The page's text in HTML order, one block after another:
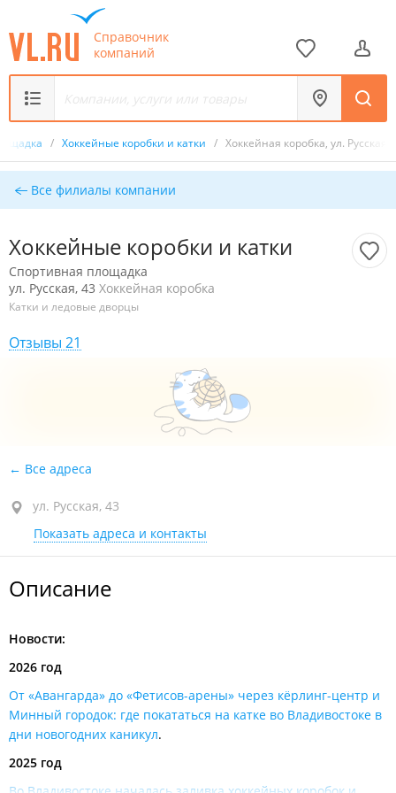
Справочник
компаний
/ Хоккейные коробки и катки / Хоккейная коробка, ул. Русская,
Все филиалы компании
Хоккейные коробки и катки
Спортивная площадка
ул. Русская, 43 Хоккейная коробка
Катки и ледовые дворцы
Отзывы 21
Все адреса
ул. Русская, 43
Показать адреса и контакты
Описание
Новости:
2026 год
От «Авангарда» до «Фетисов-арены» через кёрлинг-центр и
Минный городок: где покататься на катке во Владивостоке в
дни новогодних каникул.
2025 год